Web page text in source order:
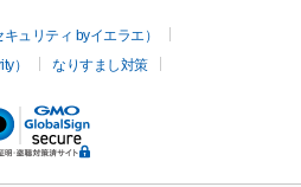
ュリティ byイエラエ）
）
なりすまし対策